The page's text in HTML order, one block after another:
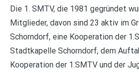
Die 1. SMTV, die 1981 gegründet
Mitglieder, davon sind 23 aktiv im
Schorndorf, eine Kooperation der
Stadtkapelle Schorndorf, dem
Kooperation der 1.SMTV und der